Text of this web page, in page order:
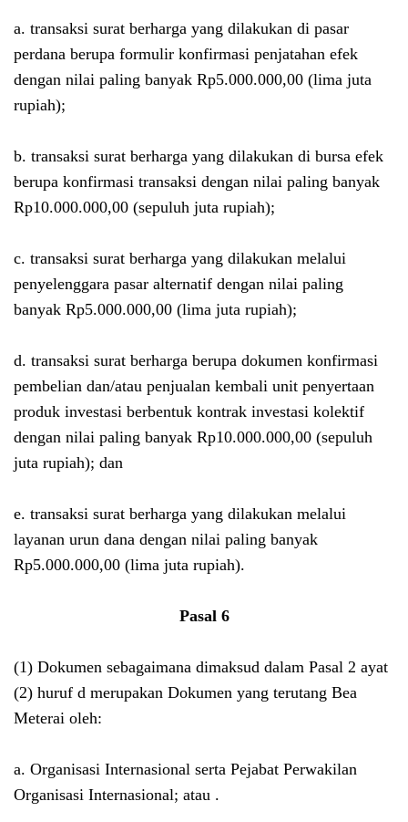
a. transaksi surat berharga yang dilakukan di pasar
perdana berupa formulir konfirmasi penjatahan efek
dengan nilai paling banyak Rp5.000.000,00 (lima juta
rupiah);
b. transaksi surat berharga yang dilakukan di bursa efek
berupa konfirmasi transaksi dengan nilai paling banyak
Rp10.000.000,00 (sepuluh juta rupiah);
c. transaksi surat berharga yang dilakukan melalui
penyelenggara pasar alternatif dengan nilai paling
banyak Rp5.000.000,00 (lima juta rupiah);
d. transaksi surat berharga berupa dokumen konfirmasi
pembelian dan/atau penjualan kembali unit penyertaan
produk investasi berbentuk kontrak investasi kolektif
dengan nilai paling banyak Rp10.000.000,00 (sepuluh
juta rupiah); dan
e. transaksi surat berharga yang dilakukan melalui
layanan urun dana dengan nilai paling banyak
Rp5.000.000,00 (lima juta rupiah).
Pasal 6
(1) Dokumen sebagaimana dimaksud dalam Pasal 2 ayat
(2) huruf d merupakan Dokumen yang terutang Bea
Meterai oleh:
a. Organisasi Internasional serta Pejabat Perwakilan
Organisasi Internasional; atau .